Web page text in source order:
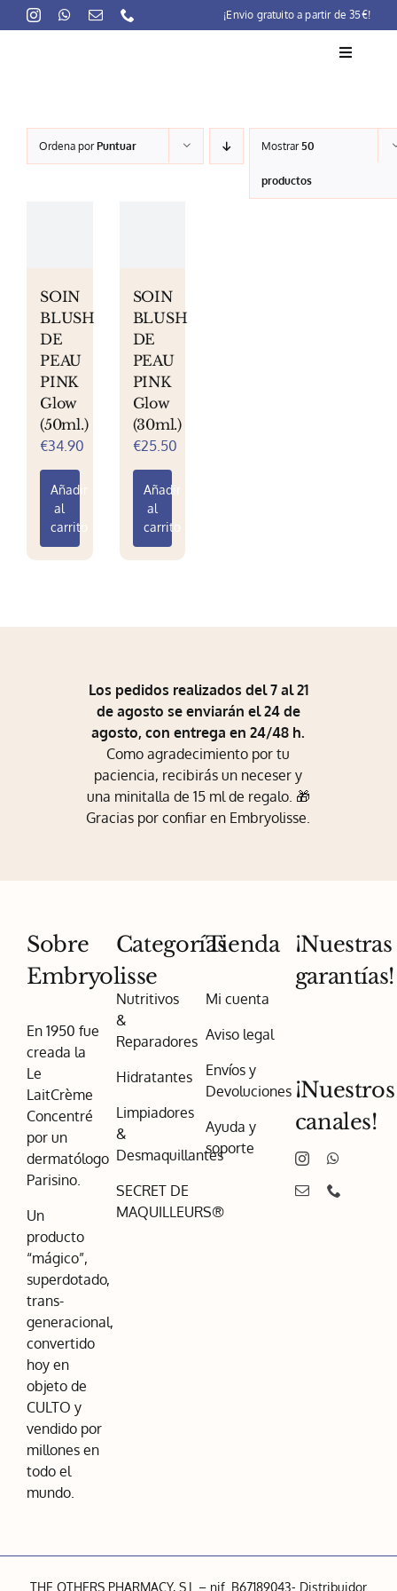
to
¡Envio gratuito a partir de 35€!
Toggle
La marca
Lait-Crème Concentré
Preocupaciones
Puntos venta
Contacto
Mi Perfil
Carrito
Ordena porPuntuar Mostrar50
productos
SOIN
BLUSH
DE
PEAU
PINK
Glow
(50ml.)
€34.90
Añadir
al
carrito
SOIN
BLUSH
DE
PEAU
PINK
Glow
(30ml.)
€25.50
Añadir
al
carrito
Los pedidos realizados del 7 al 21
de agosto se enviarán el 24 de
agosto, con entrega en 24/48 h.
Como agradecimiento por tu
paciencia, recibirás un neceser y
una minitalla de 15 ml de regalo. 🎁
Gracias por confiar en Embryolisse.
Sobre
Embryolisse
En 1950 fue
creada la
Le
LaitCrème
Concentré
por un
dermatólogo
Parisino.
Un
producto
“mágico”,
superdotado,
trans-
generacional,
convertido
hoy en
objeto de
CULTO y
vendido por
millones en
todo el
mundo.
Categorías
Nutritivos
&
Reparadores
Hidratantes
Limpiadores
&
Desmaquillantes
SECRET DE
MAQUILLEURS®
Tienda
Mi cuenta
Aviso legal
Envíos y
Devoluciones
Ayuda y
soporte
¡Nuestras
garantías!
¡Nuestros
canales!
THE OTHERS PHARMACY, S.L – nif. B67189043- Distribuidor